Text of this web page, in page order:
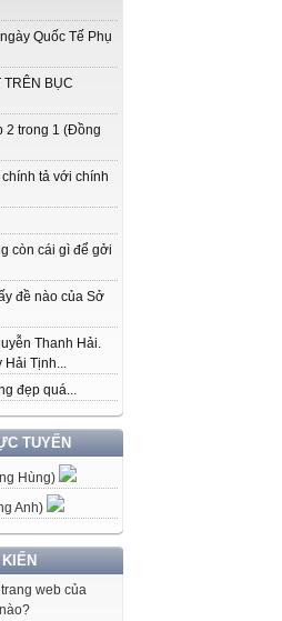
Quốc Tế Phụ
TRÊN BỤC
2 trong 1 (Đồng
tả với chính
còn cái gì để gởi
đề nào của Sở
Thanh Hải.
Hải Tịnh...
đẹp quá...
TUYẾN
Hùng)
Anh)
web của